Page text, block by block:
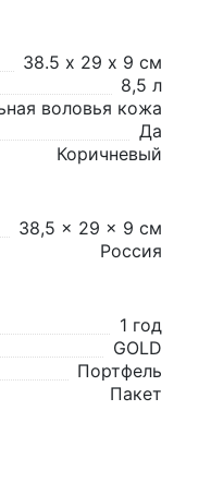
38.5 х 29 х 9 см
8,5 л
воловья кожа
Да
Коричневый
38,5 x 29 x 9 см
Россия
1 год
GOLD
Портфель
Пакет